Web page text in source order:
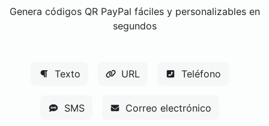
Genera códigos QR PayPal fáciles y personalizables en
segundos
Texto URL Teléfono
SMS Correo electrónico